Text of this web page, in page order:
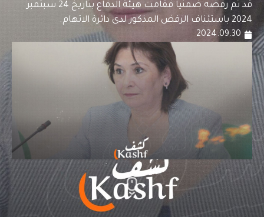
قد تم رفضه ضمنيا فقامت هيئة الدفاع بتاريخ 24 سبتمبر
2024 باستئناف الرفض المذكور لدى دائرة الاتهام.
2024.09.30